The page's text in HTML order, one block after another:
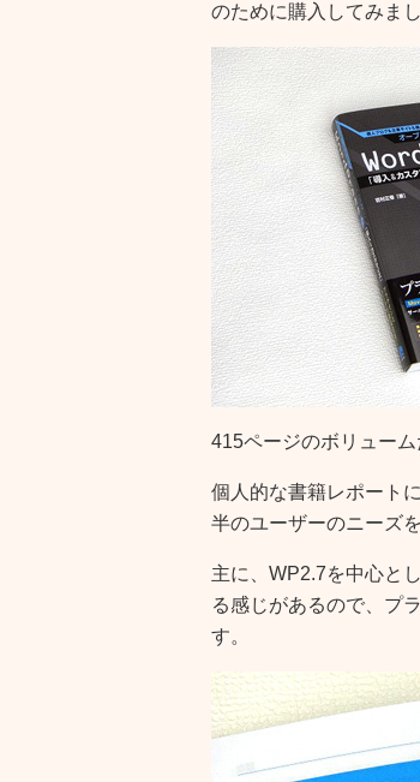
のために購入してみまし
415ページのボリュー
個人的な書籍レポート
半のユーザーのニーズ
主に、WP2.7を中心と
る感じがあるので、プ
す。